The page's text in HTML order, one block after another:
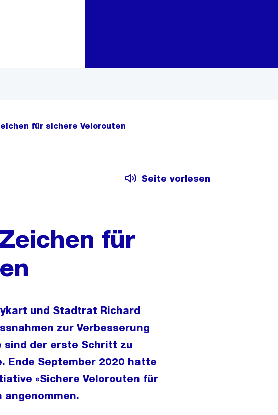
für sichere Velorouten
Seite vorlesen
für
und Stadtrat Richard
zur Verbesserung
sind der erste Schritt zu
Ende September 2020 hatte
«Sichere Velorouten für
angenommen.